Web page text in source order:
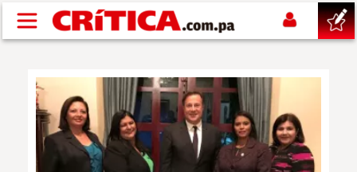
Pasar al contenido principal
SUCESOS
NACIONAL